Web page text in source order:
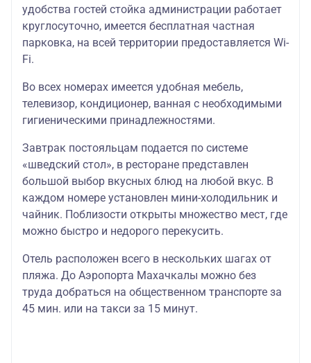
удобства гостей стойка администрации работает
круглосуточно, имеется бесплатная частная
парковка, на всей территории предоставляется Wi-
Fi.
Во всех номерах имеется удобная мебель,
телевизор, кондиционер, ванная с необходимыми
гигиеническими принадлежностями.
Завтрак постояльцам подается по системе
«шведский стол», в ресторане представлен
большой выбор вкусных блюд на любой вкус. В
каждом номере установлен мини-холодильник и
чайник. Поблизости открыты множество мест, где
можно быстро и недорого перекусить.
Отель расположен всего в нескольких шагах от
пляжа. До Аэропорта Махачкалы можно без
труда добраться на общественном транспорте за
45 мин. или на такси за 15 минут.